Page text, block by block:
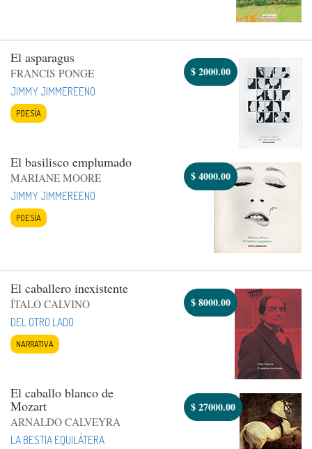
El asparagus
FRANCIS PONGE
JIMMY JIMMEREENO
POESÍA
$2000.00
El basilisco emplumado
MARIANE MOORE
JIMMY JIMMEREENO
POESÍA
$4000.00
El caballero inexistente
ÍTALO CALVINO
DEL OTRO LADO
NARRATIVA
$8000.00
El caballo blanco de
Mozart
ARNALDO CALVEYRA
LA BESTIA EQUILÁTERA
$27000.00